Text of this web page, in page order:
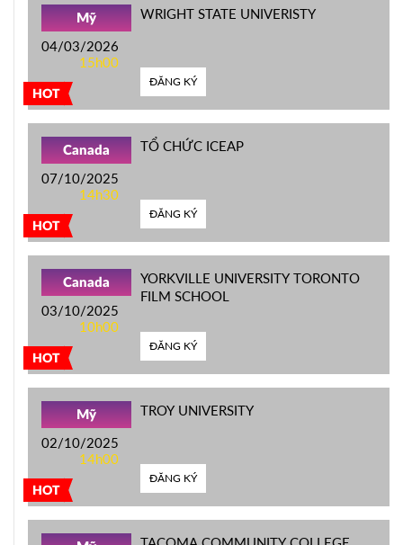
HOT
Mỹ
04/03/2026
15h00
WRIGHT STATE UNIVERISTY
ĐĂNG KÝ
HOT
Canada
07/10/2025
14h30
TỔ CHỨC ICEAP
ĐĂNG KÝ
HOT
Canada
03/10/2025
10h00
YORKVILLE UNIVERSITY TORONTO
FILM SCHOOL
ĐĂNG KÝ
HOT
Mỹ
02/10/2025
14h00
TROY UNIVERSITY
ĐĂNG KÝ